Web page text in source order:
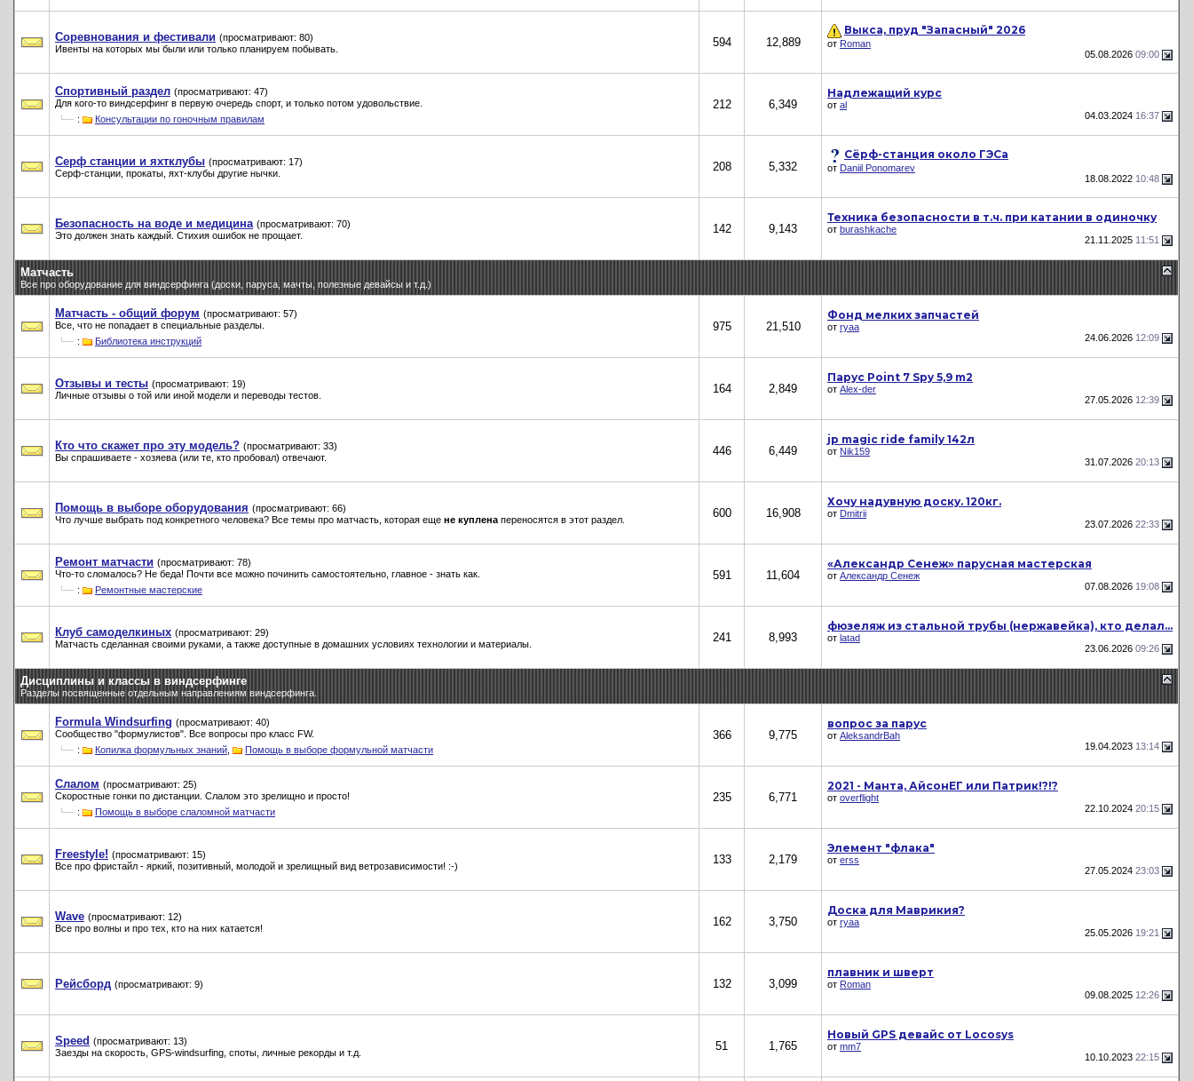
Соревнования и фестивали (просматривают: 80)
Ивенты на которых мы были или только планируем побывать.
594 12,889
Выкса, пруд "Запасный" 2026
от Roman
05.08.2026 09:00
Спортивный раздел (просматривают: 47)
Для кого-то виндсерфинг в первую очередь спорт, и только потом удовольствие.
:
Консультации по гоночным правилам
212 6,349
Надлежащий курс
от al
04.03.2024 16:37
Серф станции и яхтклубы (просматривают: 17)
Серф-станции, прокаты, яхт-клубы другие нычки.
208 5,332
Сёрф-станция около ГЭСа
от Daniil Ponomarev
18.08.2022 10:48
Безопасность на воде и медицина (просматривают: 70)
Это должен знать каждый. Стихия ошибок не прощает.
142 9,143
Техника безопасности в т.ч. при катании в одиночку
от burashkache
21.11.2025 11:51
Матчасть
Все про оборудование для виндсерфинга (доски, паруса, мачты, полезные девайсы и т.д.)
Матчасть - общий форум (просматривают: 57)
Все, что не попадает в специальные разделы.
:
Библиотека инструкций
975 21,510
Фонд мелких запчастей
от ryaa
24.06.2026 12:09
Отзывы и тесты (просматривают: 19)
Личные отзывы о той или иной модели и переводы тестов.
164 2,849
Парус Point 7 Spy 5,9 m2
от Alex-der
27.05.2026 12:39
Кто что скажет про эту модель? (просматривают: 33)
Вы спрашиваете - хозяева (или те, кто пробовал) отвечают.
446 6,449
jp magic ride family 142л
от Nik159
31.07.2026 20:13
Помощь в выборе оборудования (просматривают: 66)
Что лучше выбрать под конкретного человека? Все темы про матчасть, которая еще не куплена переносятся в этот раздел. 600 16,908
Хочу надувную доску. 120кг.
от Dmitrii
23.07.2026 22:33
Ремонт матчасти (просматривают: 78)
Что-то сломалось? Не беда! Почти все можно починить самостоятельно, главное - знать как.
:
Ремонтные мастерские
591 11,604
«Александр Сенеж» парусная мастерская
от Александр Сенеж
07.08.2026 19:08
Клуб самоделкиных (просматривают: 29)
Матчасть сделанная своими руками, а также доступные в домашних условиях технологии и материалы.
241 8,993
фюзеляж из стальной трубы (нержавейка), кто делал...
от latad
23.06.2026 09:26
Дисциплины и классы в виндсерфинге
Разделы посвященные отдельным направлениям виндсерфинга.
Formula Windsurfing (просматривают: 40)
Сообщество "формулистов". Все вопросы про класс FW.
:
Копилка формульных знаний Помощь в выборе формульной матчасти
366 9,775
вопрос за парус
от AleksandrBah
19.04.2023 13:14
Слалом (просматривают: 25)
Скоростные гонки по дистанции. Слалом это зрелищно и просто!
:
Помощь в выборе слаломной матчасти
235 6,771
2021 - Манта, АйсонЕГ или Патрик!?!?
от overflight
22.10.2024 20:15
Freestyle! (просматривают: 15)
Все про фристайл - яркий, позитивный, молодой и зрелищный вид ветрозависимости! :-)
133 2,179
Элемент "флака"
от erss
27.05.2024 23:03
Wave (просматривают: 12)
Все про волны и про тех, кто на них катается!
162 3,750
Доска для Маврикия?
от ryaa
25.05.2026 19:21
Рейсборд (просматривают: 9) 132 3,099
плавник и шверт
от Roman
09.08.2025 12:26
Speed (просматривают: 13)
Заезды на скорость, GPS-windsurfing, споты, личные рекорды и т.д.
51 1,765
Новый GPS девайс от Locosys
от mm7
10.10.2023 22:15